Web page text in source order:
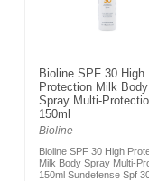
Bioline SPF 30 High
Protection Milk Body
Spray Multi-
150ml
Bioline
Bioline SPF 30 High
Milk Body Spray Multi-
150ml Sundefense Spf